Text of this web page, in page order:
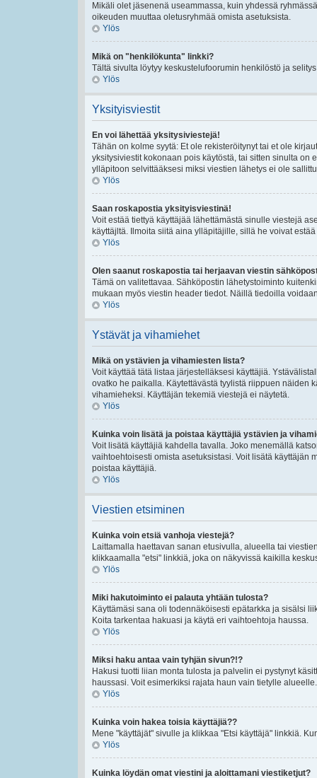
Mikäli olet jäsenenä useammassa, kuin yhdessä
oikeuden muuttaa oletusryhmää omista asetuksista.
Ylös
Mikä on "henkilökunta" linkki?
Tältä sivulta löytyy keskustelufoorumin henkilöstö ja
Ylös
Yksityisviestit
En voi lähettää yksitysiviestejä!
Tähän on kolme syytä: Et ole rekisteröitynyt tai et ole
yksitysiviestit kokonaan pois käytöstä, tai sitten sinulta on
ylläpitoon selvittääksesi miksi viestien lähetys ei ole
Ylös
Saan roskapostia yksityisviestinä!
Voit estää tiettyä käyttäjää lähettämästä sinulle viestejä
käyttäjltä. Ilmoita siitä aina ylläpitäjille, sillä he voivat
Ylös
Olen saanut roskapostia tai herjaavan viestin
Tämä on valitettavaa. Sähköpostin lähetystoiminto
mukaan myös viestin header tiedot. Näillä tiedoilla
Ylös
Ystävät ja vihamiehet
Mikä on ystävien ja vihamiesten lista?
Voit käyttää tätä listaa järjestelläksesi käyttäjiä.
ovatko he paikalla. Käytettävästä tyylistä riippuen näiden
vihamieheksi. Käyttäjän tekemiä viestejä ei näytetä.
Ylös
Kuinka voin lisätä ja poistaa käyttäjiä ystävien ja
Voit lisätä käyttäjiä kahdella tavalla. Joko menemällä
vaihtoehtoisesti omista asetuksistasi. Voit lisätä
poistaa käyttäjiä.
Ylös
Viestien etsiminen
Kuinka voin etsiä vanhoja viestejä?
Laittamalla haettavan sanan etusivulla, alueella tai
klikkaamalla "etsi" linkkiä, joka on näkyvissä kaikilla
Ylös
Miki hakutoiminto ei palauta yhtään tulosta?
Käyttämäsi sana oli todennäköisesti epätarkka ja sisälsi
Koita tarkentaa hakuasi ja käytä eri vaihtoehtoja haussa.
Ylös
Miksi haku antaa vain tyhjän sivun?!?
Hakusi tuotti liian monta tulosta ja palvelin ei pystynyt
haussasi. Voit esimerkiksi rajata haun vain tietylle alueelle.
Ylös
Kuinka voin hakea toisia käyttäjiä??
Mene "käyttäjät" sivulle ja klikkaa "Etsi käyttäjä" linkkiä.
Ylös
Kuinka löydän omat viestini ja aloittamani viestiketjut?